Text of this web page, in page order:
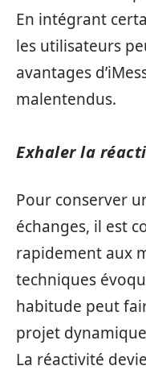
En intégrant
les utilisateurs
avantages
malentendus.
Exhaler la
Pour conserver
échanges, il est
rapidement aux
techniques
habitude peut
projet
La réactivité